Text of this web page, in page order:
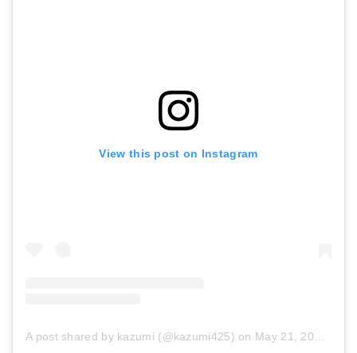
View this post on Instagram
A post shared by kazumi (@kazumi425) on May 21, 2017 at 4:15am PDT